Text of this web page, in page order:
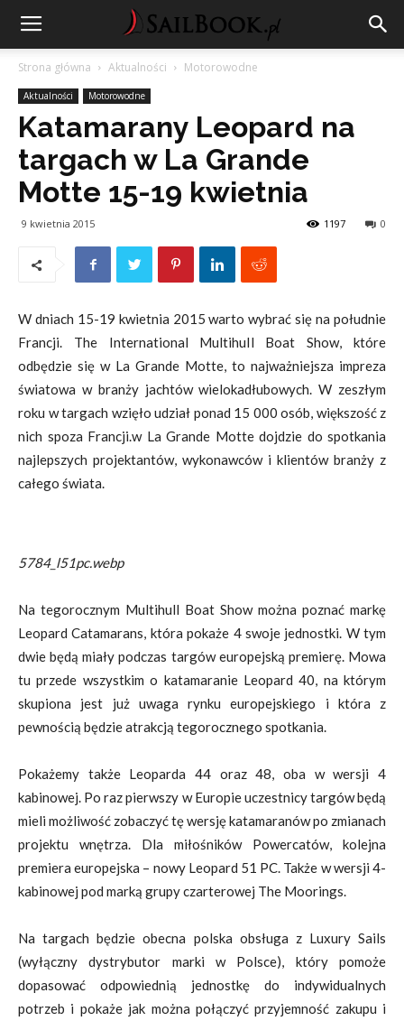
Strona główna Aktualności Motorowodne
Aktualności Motorowodne
Katamarany Leopard na
targach w La Grande
Motte 15-19 kwietnia
9 kwietnia 2015 0
1197
W dniach 15-19 kwietnia 2015 warto wybrać się na południe
Francji. The International Multihull Boat Show, które
odbędzie się w La Grande Motte, to najważniejsza impreza
światowa w branży jachtów wielokadłubowych. W zeszłym
roku w targach wzięło udział ponad 15 000 osób, większość z
nich spoza Francji.w La Grande Motte dojdzie do spotkania
najlepszych projektantów, wykonawców i klientów branży z
całego świata.
5784_l51pc.webp
Na tegorocznym Multihull Boat Show można poznać markę
Leopard Catamarans, która pokaże 4 swoje jednostki. W tym
dwie będą miały podczas targów europejską premierę. Mowa
tu przede wszystkim o katamaranie Leopard 40, na którym
skupiona jest już uwaga rynku europejskiego i która z
pewnością będzie atrakcją tegorocznego spotkania.
Pokażemy także Leoparda 44 oraz 48, oba w wersji 4
kabinowej. Po raz pierwszy w Europie uczestnicy targów będą
mieli możliwość zobaczyć tę wersję katamaranów po zmianach
projektu wnętrza. Dla miłośników Powercatów, kolejna
premiera europejska – nowy Leopard 51 PC. Także w wersji 4-
kabinowej pod marką grupy czarterowej The Moorings.
Na targach będzie obecna polska obsługa z Luxury Sails
(wyłączny dystrybutor marki w Polsce), który pomoże
dopasować odpowiednią jednostkę do indywidualnych
potrzeb i pokaże jak można połączyć przyjemność zakupu i